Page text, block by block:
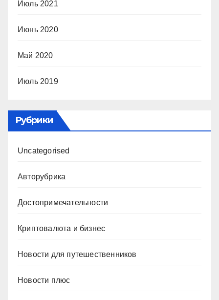
Июль 2021
Июнь 2020
Май 2020
Июль 2019
Рубрики
Uncategorised
Авторубрика
Достопримечательности
Криптовалюта и бизнес
Новости для путешественников
Новости плюс